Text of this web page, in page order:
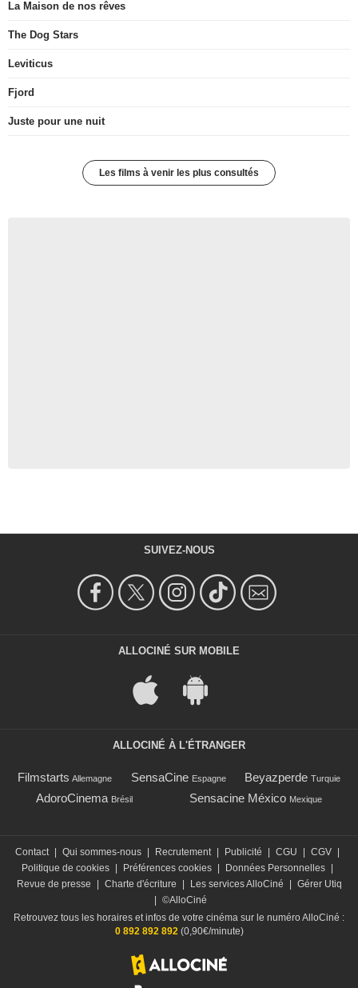
La Maison de nos rêves
The Dog Stars
Leviticus
Fjord
Juste pour une nuit
Les films à venir les plus consultés
SUIVEZ-NOUS
ALLOCINÉ SUR MOBILE
ALLOCINÉ À L'ÉTRANGER
Filmstarts Allemagne SensaCine Espagne Beyazperde Turquie
AdoroCinema Brésil Sensacine México Mexique
Contact Qui sommes-nous Recrutement Publicité CGU CGV
Politique de cookies
Préférences cookies Données Personnelles
Revue de presse
Charte d'écriture Les services AlloCiné
Gérer Utiq
©AlloCiné
Retrouvez tous les horaires et infos de votre cinéma sur le numéro AlloCiné :
0 892 892 892(0,90€/minute)